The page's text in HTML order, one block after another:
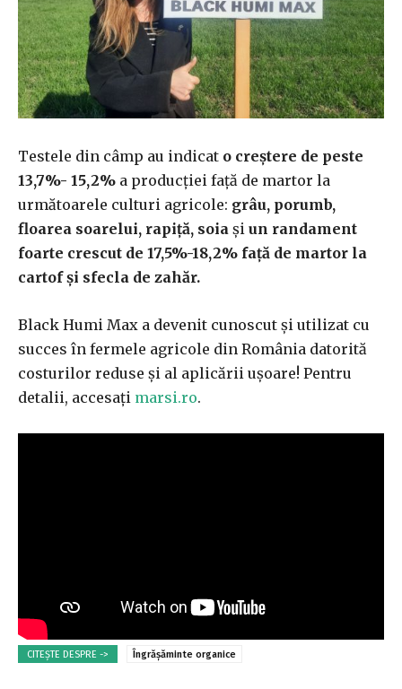
Testele din câmp au indicat o creștere de peste
13,7%- 15,2% a producției față de martor la
următoarele culturi agricole: grâu, porumb,
floarea soarelui, rapiță, soia și un randament
foarte crescut de 17,5%-18,2% față de martor la
cartof și sfecla de zahăr.
Black Humi Max a devenit cunoscut și utilizat cu
succes în fermele agricole din România datorită
costurilor reduse și al aplicării ușoare! Pentru
detalii, accesați marsi.ro.
CITEȘTE DESPRE -> Îngrășăminte organice